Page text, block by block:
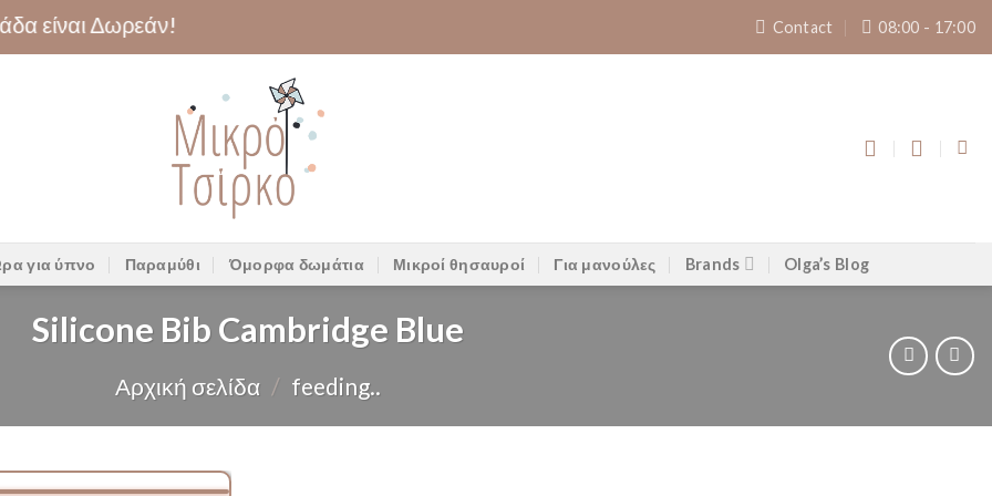
Δωρεάν! Contact 08:00 - 17:00
για ύπνο Παραμύθι Όμορφα δωμάτια Μικροί θησαυροί Για μανούλες Brands Olga’s Blog
Silicone Bib Cambridge Blue
Αρχική σελίδα / feeding..